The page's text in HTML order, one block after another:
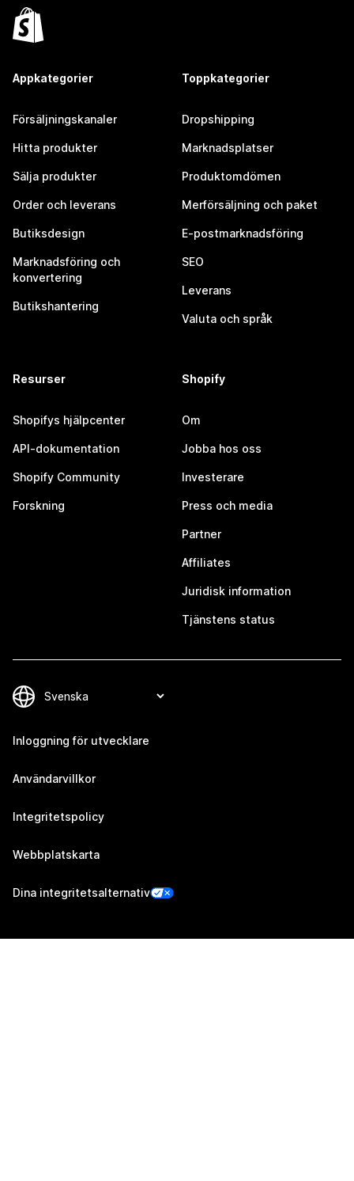
Appkategorier
Försäljningskanaler
Hitta produkter
Sälja produkter
Order och leverans
Butiksdesign
Marknadsföring och
konvertering
Butikshantering
Toppkategorier
Dropshipping
Marknadsplatser
Produktomdömen
Merförsäljning och paket
E-postmarknadsföring
SEO
Leverans
Valuta och språk
Resurser
Shopifys hjälpcenter
API-dokumentation
Shopify Community
Forskning
Shopify
Om
Jobba hos oss
Investerare
Press och media
Partner
Affiliates
Juridisk information
Tjänstens status
Inloggning för utvecklare
Användarvillkor
Integritetspolicy
Webbplatskarta
Dina integritetsalternativ